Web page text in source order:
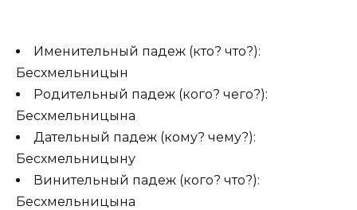
Именительный падеж (кто? что?):
Бесхмельницын
Родительный падеж (кого? чего?):
Бесхмельницына
Дательный падеж (кому? чему?):
Бесхмельницыну
Винительный падеж (кого? что?):
Бесхмельницына